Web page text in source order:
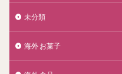
未分類
海外 お菓子